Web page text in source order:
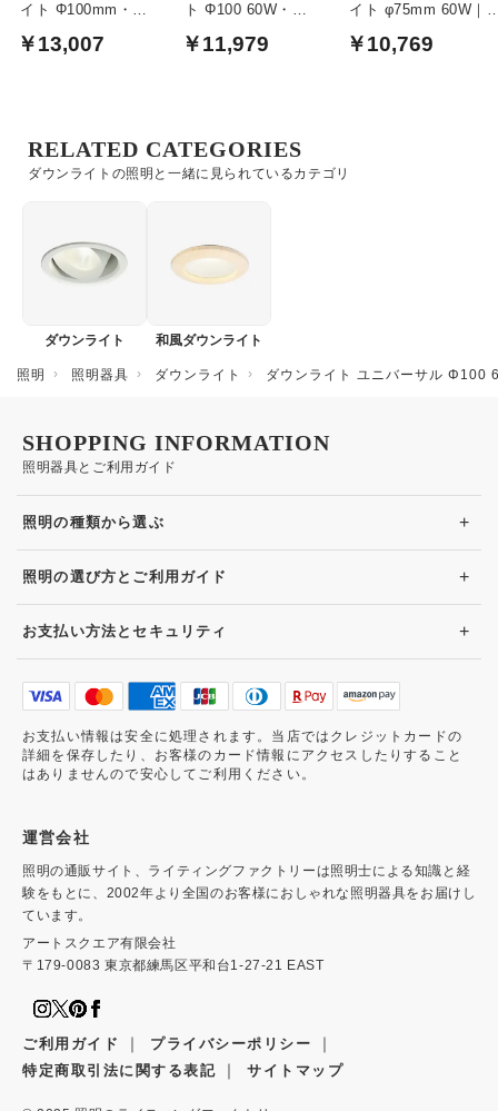
イト Φ100mm・
￥13,007
ト Φ100 60W・
￥11,979
イト φ75mm 60W｜
￥10,769
ダウンライトの照明と一緒に見られているカテゴリ
RELATED CATEGORIES
ダウンライト 和風ダウンライト
照明 照明器具 ダウンライト ダウンライト ユニバーサル Φ100
照明器具とご利用ガイド
SHOPPING INFORMATION
照明の種類から選ぶ +
照明の選び方とご利用ガイド +
お支払い方法とセキュリティ +
お支払い情報は安全に処理されます。当店ではクレジットカードの
詳細を保存したり、お客様のカード情報にアクセスしたりすること
はありませんので安心してご利用ください。
運営会社
照明の通販サイト、ライティングファクトリーは照明士による知識と経
験をもとに、2002年より全国のお客様におしゃれな照明器具をお届けし
ています。
アートスクエア有限会社
〒179-0083 東京都練馬区平和台1-27-21 EAST
ご利用ガイド ｜ プライバシーポリシー ｜
特定商取引法に関する表記 ｜ サイトマップ